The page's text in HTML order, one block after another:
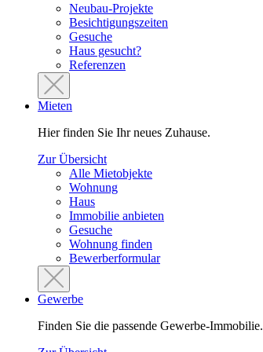
Neubau-Projekte
Besichtigungszeiten
Gesuche
Haus gesucht?
Referenzen
Mieten
Hier finden Sie Ihr neues Zuhause.
Zur Übersicht
Alle Mietobjekte
Wohnung
Haus
Immobilie anbieten
Gesuche
Wohnung finden
Bewerberformular
Gewerbe
Finden Sie die passende Gewerbe-Immobilie.